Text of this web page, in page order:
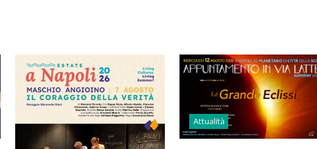
Attualità